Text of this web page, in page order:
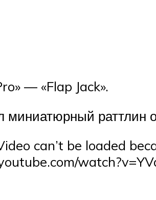
— «Flap Jack».
раттлин
can’t be loaded